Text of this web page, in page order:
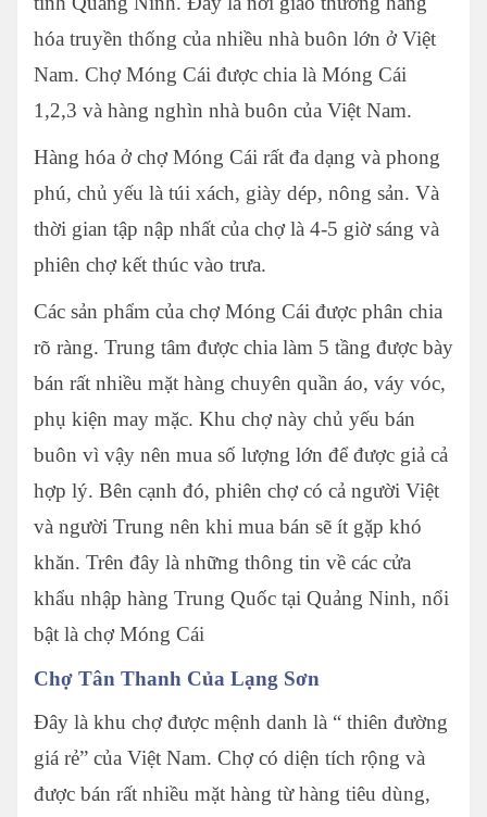
hóa truyền thống của nhiều nhà buôn lớn ở Việt
Nam. Chợ Móng Cái được chia là Móng Cái
1,2,3 và hàng nghìn nhà buôn của Việt Nam.
Hàng hóa ở chợ Móng Cái rất đa dạng và phong
phú, chủ yếu là túi xách, giày dép, nông sản. Và
thời gian tập nập nhất của chợ là 4-5 giờ sáng và
phiên chợ kết thúc vào trưa.
Các sản phẩm của chợ Móng Cái được phân chia
rõ ràng. Trung tâm được chia làm 5 tầng được bày
bán rất nhiều mặt hàng chuyên quần áo, váy vóc,
phụ kiện may mặc. Khu chợ này chủ yếu bán
buôn vì vậy nên mua số lượng lớn để được giả cả
hợp lý. Bên cạnh đó, phiên chợ có cả người Việt
và người Trung nên khi mua bán sẽ ít gặp khó
khăn. Trên đây là những thông tin về các cửa
khẩu nhập hàng Trung Quốc tại Quảng Ninh, nổi
bật là chợ Móng Cái
Chợ Tân Thanh Của Lạng Sơn
Đây là khu chợ được mệnh danh là “ thiên đường
giá rẻ” của Việt Nam. Chợ có diện tích rộng và
được bán rất nhiều mặt hàng từ hàng tiêu dùng,